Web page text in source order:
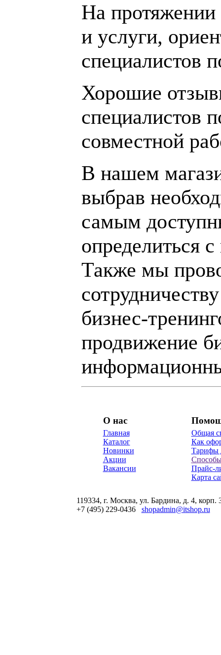
На протяжении
и услуги,
специалистов
Хорошие
специалистов
совместной
В нашем
выбрав
самым
определиться
Также мы
бизнес-
продвижение
О нас
Главная
Каталог
Новинки
Акции
Вакансии
Общая
Как
Тарифы
Прайс-
Карта
119334, г. Москва, ул. Бардина, д. 4, корп.
+7 (495) 229-0436 shopadmin@itshop.ru